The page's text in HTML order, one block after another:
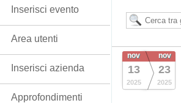
nov
13
2025
nov
23
2025
Inserisci evento
Area utenti
Inserisci azienda
Approfondimenti